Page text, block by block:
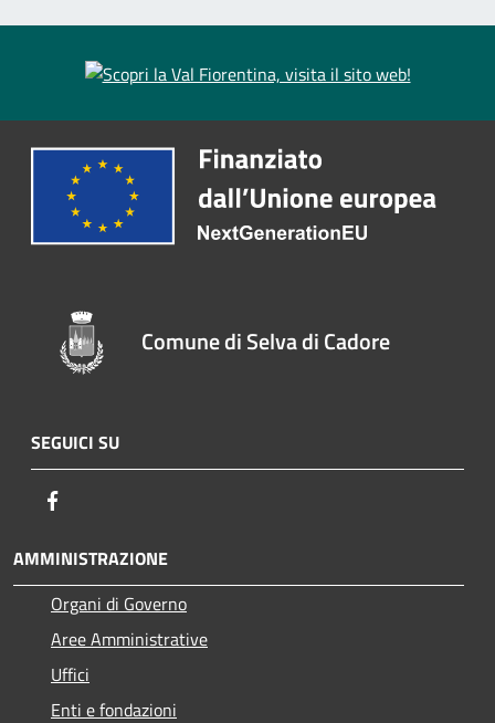
Comune di Selva di Cadore
SEGUICI SU
AMMINISTRAZIONE
Organi di Governo
Aree Amministrative
Uffici
Enti e fondazioni